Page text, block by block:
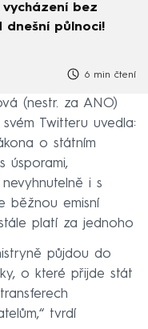
dnešní půlnoci!
6 min čtení
(nestr. za ANO)
Twitteru uvedla:
o státním
úsporami,
i s
běžnou emisní
platí za jednoho
půjdou do
o které přijde stát
tvrdí